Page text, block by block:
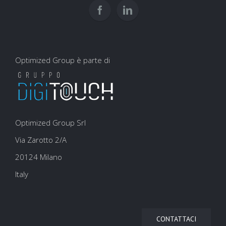
Optimized Group è parte di
Optimized Group Srl
Via Zarotto 2/A
20124 Milano
Italy
CONTATTACI